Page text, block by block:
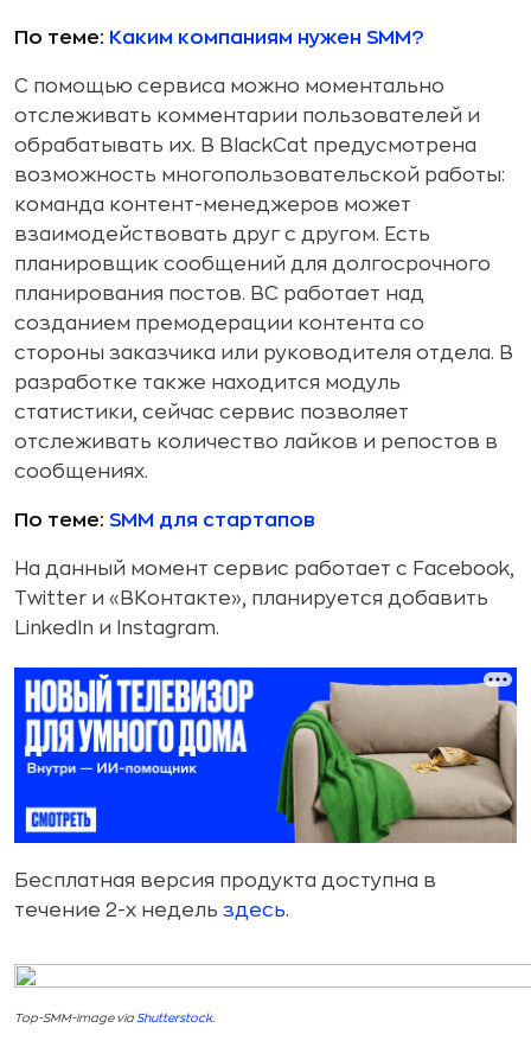
По теме: Каким компаниям нужен SMM?
С помощью сервиса можно моментально
отслеживать комментарии пользователей и
обрабатывать их. В BlackCat предусмотрена
возможность многопользовательской работы:
команда контент-менеджеров может
взаимодействовать друг с другом. Есть
планировщик сообщений для долгосрочного
планирования постов. BC работает над
созданием премодерации контента со
стороны заказчика или руководителя отдела. В
разработке также находится модуль
статистики, сейчас сервис позволяет
отслеживать количество лайков и репостов в
сообщениях.
По теме: SMM для стартапов
На данный момент сервис работает с Facebook,
Twitter и «ВКонтакте», планируется добавить
LinkedIn и Instagram.
Бесплатная версия продукта доступна в
течение 2-х недель здесь.
Top-SMM-image via Shutterstock.